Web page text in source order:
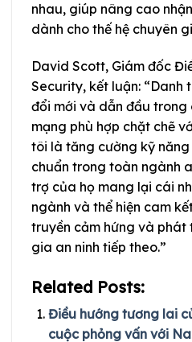
nhau, giúp nâng cao
dành cho thế hệ chuyên
David Scott, Giám đốc
Security, kết luận: “Danh
đổi mới và dẫn đầu trong
mạng phù hợp chặt chẽ
tôi là tăng cường kỹ
chuẩn trong toàn ngành
trợ của họ mang lại cái
ngành và thể hiện cam
truyền cảm hứng và phát
gia an ninh tiếp theo.”
Related Posts:
Điều hướng tương lai
cuộc phỏng vấn với